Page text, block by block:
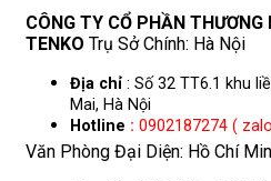
CÔNG TY CỔ PHẦN
TENKO Trụ Sở Chính: Hà Nội
Địa chỉ : Số 32 TT6.1 khu
Mai, Hà Nội
Hotline : 0902187274 (
Văn Phòng Đại Diện: Hồ Chí